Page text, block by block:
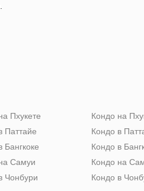
Пхукете
Паттайе
Бангкоке
Самуи
Чонбури
Кондо на
Кондо в
Кондо в
Кондо на
Кондо в